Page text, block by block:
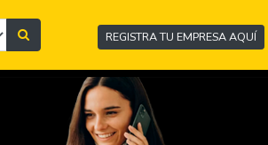
REGISTRA TU EMPRESA AQUÍ